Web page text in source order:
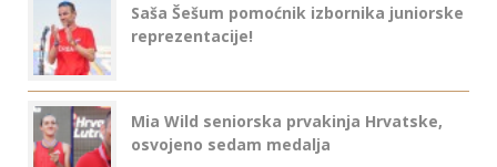
Saša Šešum pomoćnik izbornika juniorske
reprezentacije!
Mia Wild seniorska prvakinja Hrvatske,
osvojeno sedam medalja